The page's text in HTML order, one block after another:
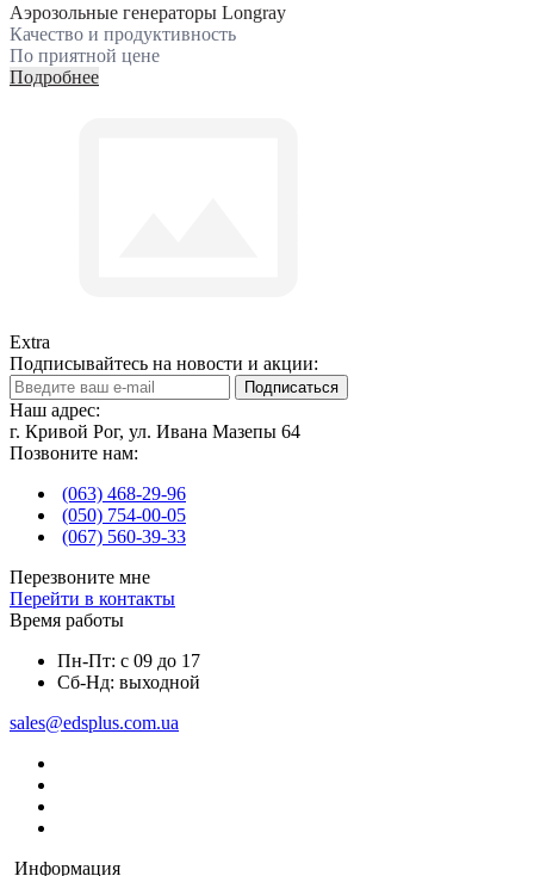
Аэрозольные генераторы Longray
Качество и продуктивность
По приятной цене
Подробнее
Extra
Подписывайтесь на новости и акции:
Подписаться
Наш адрес:
г. Кривой Рог, ул. Ивана Мазепы 64
Позвоните нам:
(063) 468-29-96
(050) 754-00-05
(067) 560-39-33
Перезвоните мне
Перейти в контакты
Время работы
Пн-Пт: с 09 до 17
Сб-Нд: выходной
sales@edsplus.com.ua
Информация